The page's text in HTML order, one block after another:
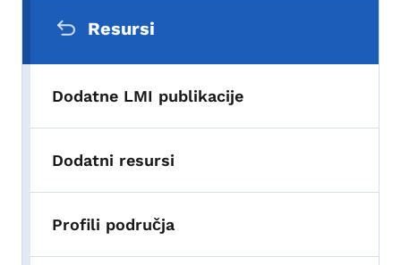
Resursi
Dodatne LMI publikacije
Dodatni resursi
Profili područja